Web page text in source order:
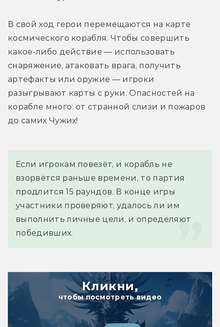
В свой ход герои перемещаются на карте
космического корабля. Чтобы совершить
какое-либо действие — использовать
снаряжение, атаковать врага, получить
артефакты или оружие — игроки
разыгрывают карты с руки. Опасностей на
корабле много: от странной слизи и пожаров
до самих Чужих!
Если игрокам повезёт, и корабль не
взорвётся раньше времени, то партия
продлится 15 раундов. В конце игры
участники проверяют, удалось ли им
выполнить личные цели, и определяют
победивших.
Кликни,
чтобы посмотреть видео